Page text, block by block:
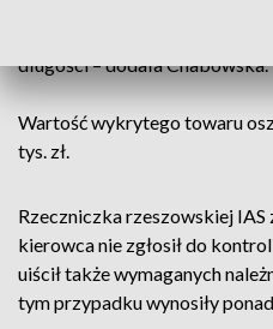
długości – dodała Chabowska.
Wartość wykrytego towaru
tys. zł.
Rzeczniczka rzeszowskiej IAS
kierowca nie zgłosił do
uiścił także wymaganych
tym przypadku wynosiły